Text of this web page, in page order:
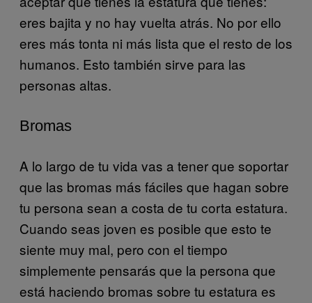
eres bajita y no hay vuelta atrás. No por ello
eres más tonta ni más lista que el resto de los
humanos. Esto también sirve para las
personas altas.
Bromas
A lo largo de tu vida vas a tener que soportar
que las bromas más fáciles que hagan sobre
tu persona sean a costa de tu corta estatura.
Cuando seas joven es posible que esto te
siente muy mal, pero con el tiempo
simplemente pensarás que la persona que
está haciendo bromas sobre tu estatura es